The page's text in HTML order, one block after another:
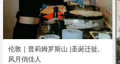
伦敦｜普莉姆罗斯山 |圣诞迁徙,
风月俏佳人